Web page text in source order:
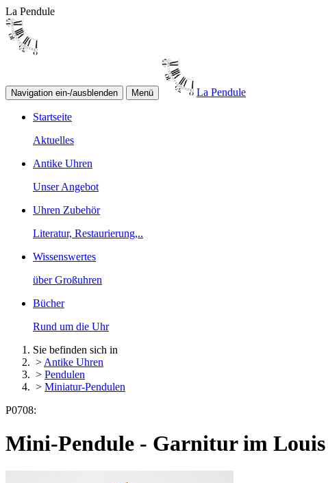
La Pendule
Navigation ein-/ausblenden Menü La Pendule
Startseite
Aktuelles
Antike Uhren
Unser Angebot
Uhren Zubehör
Literatur, Restaurierung,..
Wissenswertes
über Großuhren
Bücher
Rund um die Uhr
Sie befinden sich in
> Antike Uhren
> Pendulen
> Miniatur-Pendulen
P0708:
Mini-Pendule - Garnitur im